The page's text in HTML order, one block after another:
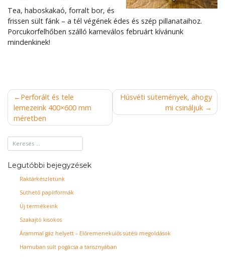
Tea, haboskakaó, forralt bor, és
frissen sült fánk – a tél végének édes és szép pillanataihoz.
Porcukorfelhőben szálló karneválos februárt kívánunk
mindenkinek!
Bejegyzés
navigáció
Perforált és tele
lemezeink 400×600 mm
méretben
Húsvéti sütemények, ahogy
mi csináljuk
Legutóbbi bejegyzések
Raktárkészletünk
Süthető papírformák
Új termékeink
Szakajtó kisokos
Árammal gáz helyett – Előremenekülős sütési megoldások
Hamuban sült pogácsa a tarisznyában